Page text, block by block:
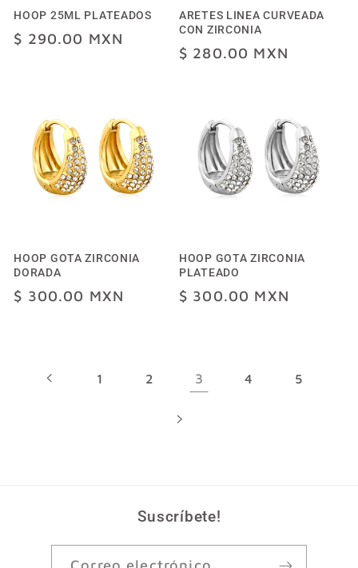
HOOP 25ML PLATEADOS
Precio
$ 290.00 MXN
ARETES LINEA CURVEADA
CON ZIRCONIA
Precio
$ 280.00 MXN
HOOP GOTA ZIRCONIA
DORADA
Precio
$ 300.00 MXN
HOOP GOTA ZIRCONIA
PLATEADO
Precio
$ 300.00 MXN
1 2 3 4 5
Suscríbete!